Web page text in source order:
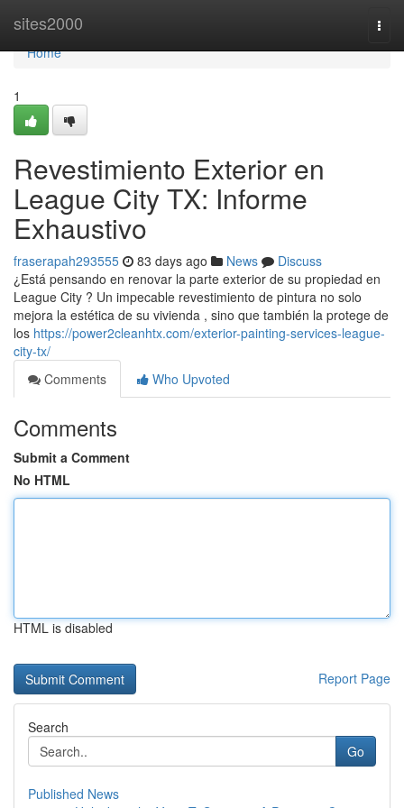
sites2000
Home
Home
1
Revestimiento Exterior en
League City TX: Informe
Exhaustivo
fraserapah293555 83 days ago News
Discuss
¿Está pensando en renovar la parte exterior de su propiedad en
League City ? Un impecable revestimiento de pintura no solo
mejora la estética de su vivienda , sino que también la protege de
los https://power2cleanhtx.com/exterior-painting-services-league-
city-tx/
Comments
Who Upvoted
Comments
Submit a Comment
No HTML
HTML is disabled
Report Page
Search
Go
Published News